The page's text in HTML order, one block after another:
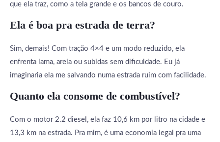
que ela traz, como a tela grande e os bancos de couro.
Ela é boa pra estrada de terra?
Sim, demais! Com tração 4×4 e um modo reduzido, ela
enfrenta lama, areia ou subidas sem dificuldade. Eu já
imaginaria ela me salvando numa estrada ruim com facilidade.
Quanto ela consome de combustível?
Com o motor 2.2 diesel, ela faz 10,6 km por litro na cidade e
13,3 km na estrada. Pra mim, é uma economia legal pra uma